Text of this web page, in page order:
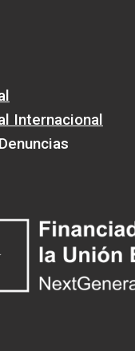
Internacional